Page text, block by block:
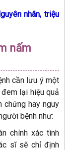
nhân, triệu
nấm
cần lưu ý một
lại hiệu quả
chứng hay nguy
bệnh như:
chính xác tình
sĩ sẽ chỉ định